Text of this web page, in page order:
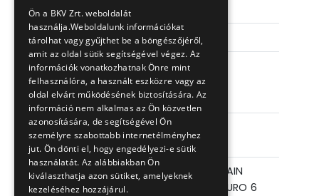
Állóhely
Összesen
41+1 fő
Kerekesszék
elhelyezési
lehetőség
1 db
Főegységek
Motor I
FIAT POWER TRAIN
F4AFE412C*C EURO 6
Ön a BKV Zrt. weboldalát
használja.Weboldalunk információkat
tárolhat vagy gyűjthet be a böngészőjéről,
amit az oldal sütik segítségével végez. Az
információk vonatkozhatnak Önre mint
felhasználóra, a használt eszközre vagy az
oldal elvárt működésének biztosítására. Az
információ nem alkalmas az Ön közvetlen
azonosítására, de segítségével Ön
személyre szabottabb internetélményhez
jut. Ön dönti el, hogy engedélyezi-e sütik
használatát. Az alábbiakban Ön
kiválaszthatja azon sütiket, amelyeknek
kezeléséhez hozzájárul.